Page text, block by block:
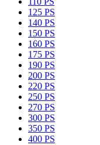
125 PS
140 PS
150 PS
160 PS
175 PS
190 PS
200 PS
220 PS
250 PS
270 PS
300 PS
350 PS
400 PS